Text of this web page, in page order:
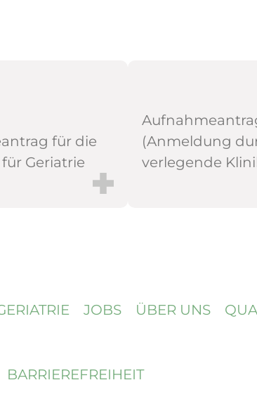
für die
Geriatrie
(Anmeldung
verlegende
JOBS ÜBER UNS
BARRIEREFREIHEIT